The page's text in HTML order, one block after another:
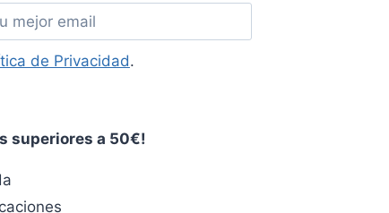
de Privacidad.
superiores a 50€!